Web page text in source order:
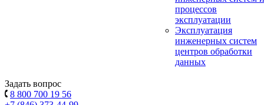
процессов
эксплуатации
Эксплуатация
инженерных систем
центров обработки
данных
Задать вопрос
8 800 700 19 56